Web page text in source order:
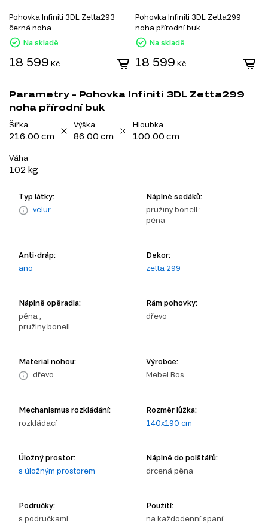
Pohovka Infiniti 3DL Zetta293
černá noha
Na skladě
18 599 Kč
Pohovka Infiniti 3DL Zetta299
noha přírodní buk
Na skladě
18 599 Kč
Parametry - Pohovka Infiniti 3DL Zetta299
noha přírodní buk
Šířka
216.00 cm
Výška
86.00 cm
Hloubka
100.00 cm
Váha
102 kg
Typ látky:
velur
Náplně sedáků:
pružiny bonell ;
pěna
Anti-dráp:
ano
Dekor:
zetta 299
Náplně opěradla:
pěna ;
pružiny bonell
Rám pohovky:
dřevo
Material nohou:
dřevo
Výrobce:
Mebel Bos
Mechanismus rozkládání:
rozkládací
Rozměr lůžka:
140x190 cm
Úložný prostor:
s úložným prostorem
Náplně do polštářů:
drcená pěna
Područky:
s područkami
Použití:
na každodenní spaní